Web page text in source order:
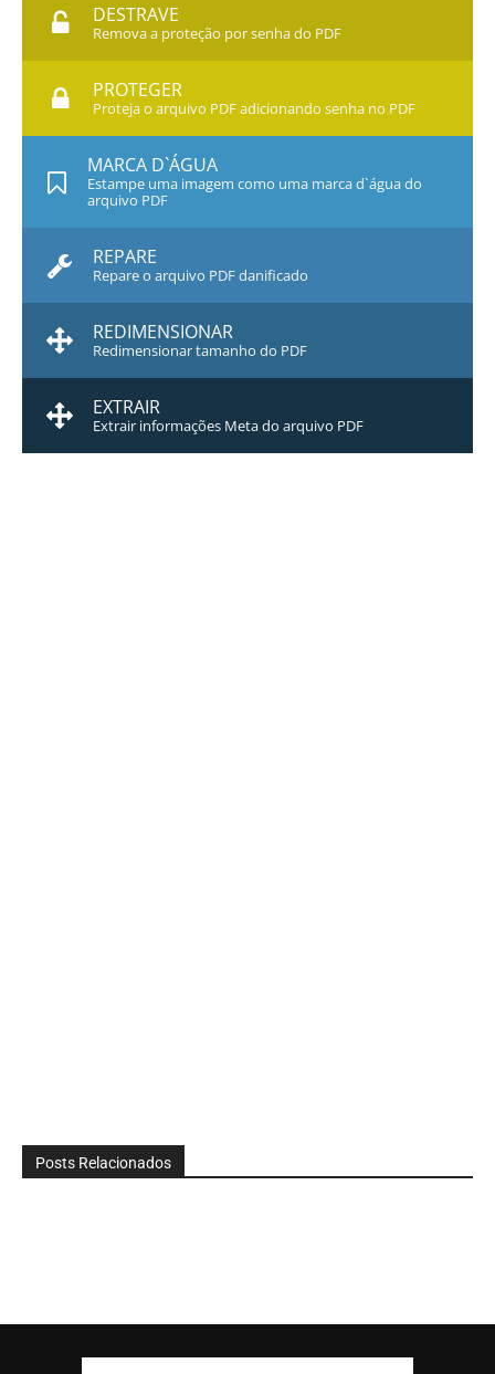
DESTRAVE
Remova a proteção por senha do PDF
PROTEGER
Proteja o arquivo PDF adicionando senha no PDF
MARCA D`ÁGUA
Estampe uma imagem como uma marca d`água do
arquivo PDF
REPARE
Repare o arquivo PDF danificado
REDIMENSIONAR
Redimensionar tamanho do PDF
EXTRAIR
Extrair informações Meta do arquivo PDF
Posts Relacionados